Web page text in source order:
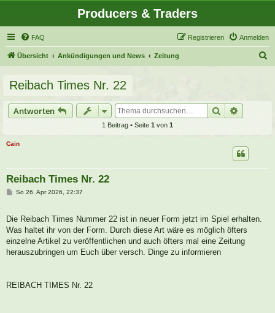
Producers & Traders
FAQ Anmelden
Registrieren
Übersicht Ankündigungen und News Zeitung
Reibach Times Nr. 22
Antworten Suche
1 Beitrag • Seite 1 von 1
Cain
Reibach Times Nr. 22
B
r
a
So 26. Apr 2026, 22:37
Die Reibach Times Nummer 22 ist in neuer Form jetzt im Spiel erhalten.
Was haltet ihr von der Form. Durch diese Art wäre es möglich öfters
einzelne Artikel zu veröffentlichen und auch öfters mal eine Zeitung
herauszubringen um Euch über versch. Dinge zu informieren
REIBACH TIMES Nr. 22